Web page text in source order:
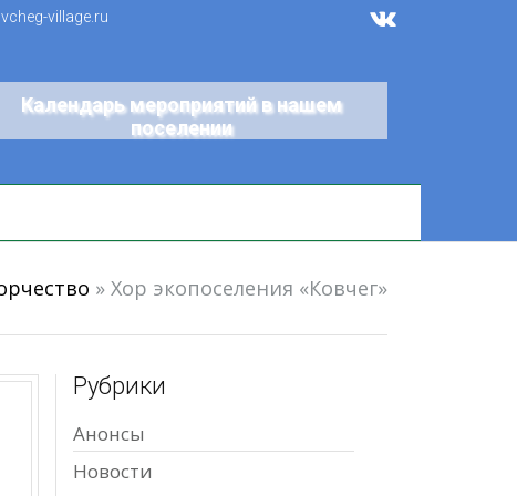
village.ru
Календарь мероприятий в нашем
поселении
» Хор экопоселения «Ковчег»
Рубрики
Анонсы
Новости